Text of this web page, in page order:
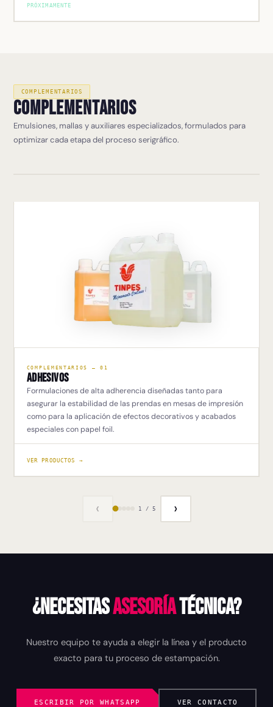
PRÓXIMAMENTE
COMPLEMENTARIOS
Complementarios
Emulsiones, mallas y auxiliares especializados, formulados para
optimizar cada etapa del proceso serigráfico.
COMPLEMENTARIOS — 01
Adhesivos
Formulaciones de alta adherencia diseñadas tanto para
asegurar la estabilidad de las prendas en mesas de impresión
como para la aplicación de efectos decorativos y acabados
especiales con papel foil.
VER PRODUCTOS →
‹ 1 / 5 ›
¿Necesitasasesoríatécnica?
Nuestro equipo te ayuda a elegir la línea y el producto
exacto para tu proceso de estampación.
ESCRIBIR POR WHATSAPP VER CONTACTO